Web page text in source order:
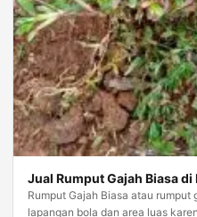
Jual Rumput Gajah Biasa di
Rumput Gajah Biasa atau
lapangan bola dan area luas